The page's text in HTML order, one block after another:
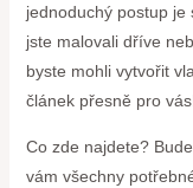
jednoduchý postup
jste malovali dříve
byste mohli vytvořit
článek přesně pro
Co zde najdete?
vám všechny